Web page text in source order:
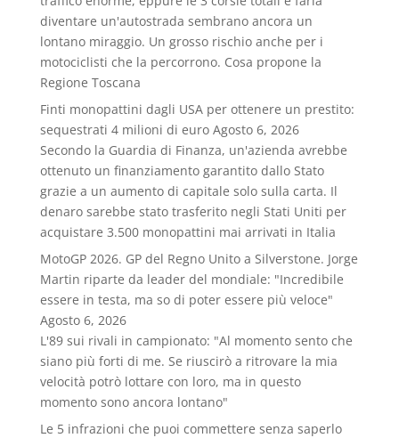
diventare un'autostrada sembrano ancora un
lontano miraggio. Un grosso rischio anche per i
motociclisti che la percorrono. Cosa propone la
Regione Toscana
Finti monopattini dagli USA per ottenere un prestito:
sequestrati 4 milioni di euro Agosto 6, 2026
Secondo la Guardia di Finanza, un'azienda avrebbe
ottenuto un finanziamento garantito dallo Stato
grazie a un aumento di capitale solo sulla carta. Il
denaro sarebbe stato trasferito negli Stati Uniti per
acquistare 3.500 monopattini mai arrivati in Italia
MotoGP 2026. GP del Regno Unito a Silverstone. Jorge
Martin riparte da leader del mondiale: "Incredibile
essere in testa, ma so di poter essere più veloce"
Agosto 6, 2026
L'89 sui rivali in campionato: "Al momento sento che
siano più forti di me. Se riuscirò a ritrovare la mia
velocità potrò lottare con loro, ma in questo
momento sono ancora lontano"
Le 5 infrazioni che puoi commettere senza saperlo